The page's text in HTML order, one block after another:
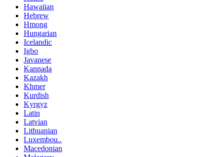
Hawaiian
Hebrew
Hmong
Hungarian
Icelandic
Igbo
Javanese
Kannada
Kazakh
Khmer
Kurdish
Kyrgyz
Latin
Latvian
Lithuanian
Luxembou..
Macedonian